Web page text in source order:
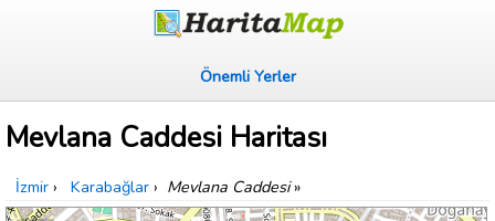
Önemli Yerler
Mevlana Caddesi Haritası
İzmir › Karabağlar › Mevlana Caddesi»